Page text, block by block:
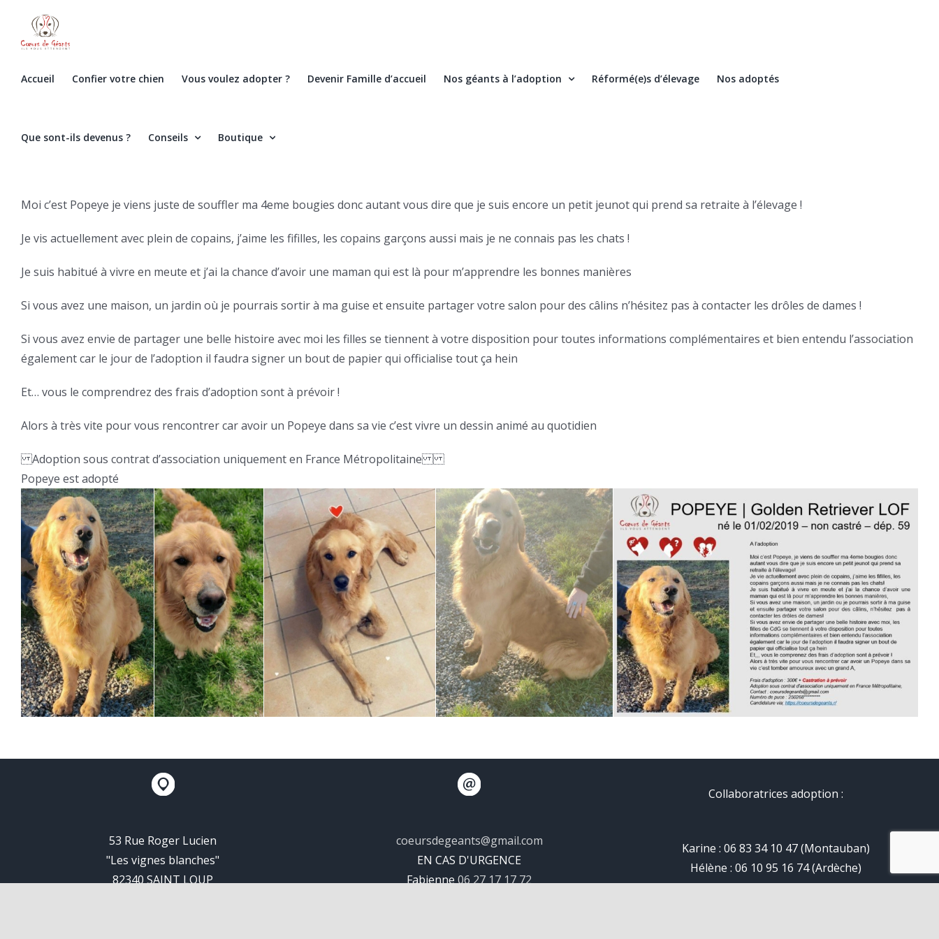
content
Accueil Confier votre chien Vous voulez adopter ? Devenir Famille d’accueil Nos géants à l’adoption Réformé(e)s d’élevage Nos adoptés
Que sont-ils devenus ? Conseils Boutique
Moi c’est Popeye je viens juste de souffler ma 4eme bougies donc autant vous dire que je suis encore un petit jeunot qui prend sa retraite à l’élevage !
Je vis actuellement avec plein de copains, j’aime les fifilles, les copains garçons aussi mais je ne connais pas les chats !
Je suis habitué à vivre en meute et j’ai la chance d’avoir une maman qui est là pour m’apprendre les bonnes manières
Si vous avez une maison, un jardin où je pourrais sortir à ma guise et ensuite partager votre salon pour des câlins n’hésitez pas à contacter les drôles de dames !
Si vous avez envie de partager une belle histoire avec moi les filles se tiennent à votre disposition pour toutes informations complémentaires et bien entendu l’association
également car le jour de l’adoption il faudra signer un bout de papier qui officialise tout ça hein
Et… vous le comprendrez des frais d’adoption sont à prévoir !
Alors à très vite pour vous rencontrer car avoir un Popeye dans sa vie c’est vivre un dessin animé au quotidien
Adoption sous contrat d’association uniquement en France Métropolitaine
Popeye est adopté
53 Rue Roger Lucien
"Les vignes blanches"
82340 SAINT LOUP
coeursdegeants@gmail.com
EN CAS D'URGENCE
Fabienne06 27 17 17 72
Collaboratrices adoption :
Karine : 06 83 34 10 47 (Montauban)
Hélène : 06 10 95 16 74 (Ardèche)